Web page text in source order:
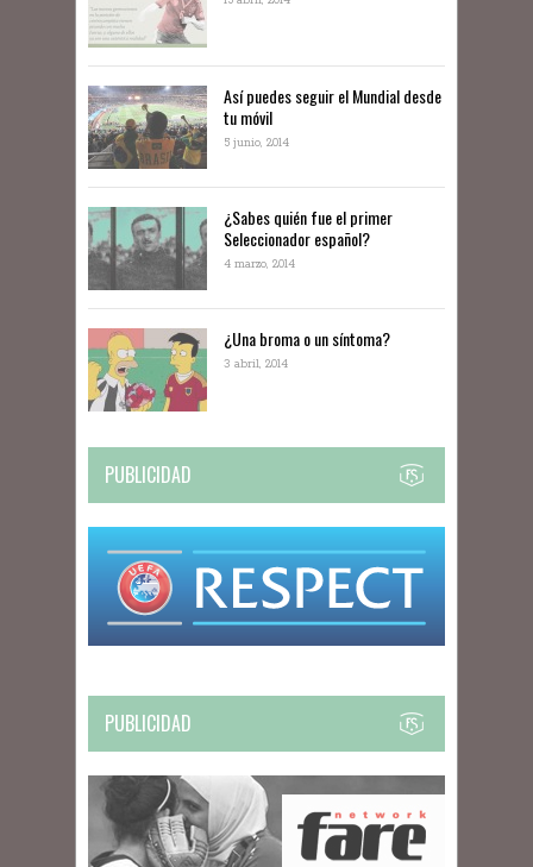
Así puedes seguir el Mundial desde
tu móvil
5 junio, 2014
¿Sabes quién fue el primer
Seleccionador español?
4 marzo, 2014
¿Una broma o un síntoma?
3 abril, 2014
PUBLICIDAD
PUBLICIDAD